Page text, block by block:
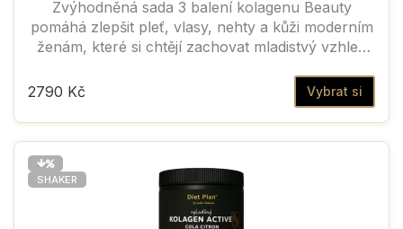
Zvýhodněná sada 3 balení kolagenu Beauty
pomáhá zlepšit pleť, vlasy, nehty a kůži moderním
ženám, které si chtějí zachovat mladistvý vzhled
Vybrat si
2790 Kč
SHAKER